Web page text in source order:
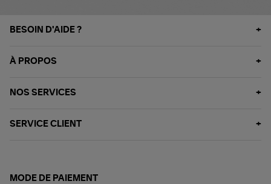
BESOIN D'AIDE ?
À PROPOS
NOS SERVICES
SERVICE CLIENT
MODE DE PAIEMENT